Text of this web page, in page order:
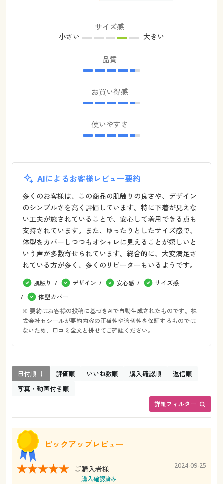
サイズ感
小さい 大きい
品質
お買い得感
使いやすさ
AIによるお客様レビュー要約
多くのお客様は、この商品の肌触りの良さや、デザイン
のシンプルさを高く評価しています。特に下着が見えな
い工夫が施されていることで、安心して着用できる点も
支持されています。また、ゆったりとしたサイズ感で、
体型をカバーしつつもオシャレに見えることが嬉しいと
いう声が多数寄せられています。総合的に、大変満足さ
れている方が多く、多くのリピーターもいるようです。
肌触り デザイン 安心感
サイズ感
体型カバー
※ 要約はお客様の投稿に基づきAIで自動生成されたものです。株
式会社セシールが要約内容の正確性や適切性を保証するものでは
ないため、口コミ全文と併せてご確認ください。
詳細フィルター
日付順 ↓ 評価順 いいね数順 購入確認順
返信順
写真・動画付き順
ピックアップレビュー
ご購入者様
購入確認済み
2024-09-25